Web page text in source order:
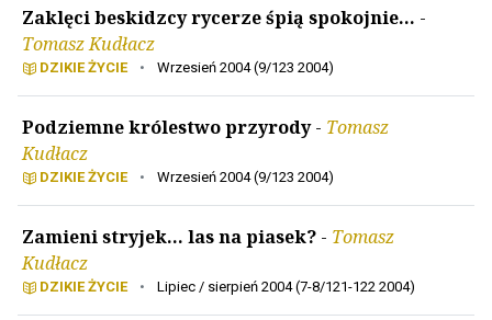
Zaklęci beskidzcy rycerze śpią spokojnie... -
Tomasz Kudłacz
DZIKIE ŻYCIE • Wrzesień 2004 (9/123 2004)
Podziemne królestwo przyrody- Tomasz
Kudłacz
DZIKIE ŻYCIE • Wrzesień 2004 (9/123 2004)
Zamieni stryjek... las na piasek? - Tomasz
Kudłacz
DZIKIE ŻYCIE • Lipiec / sierpień 2004 (7-8/121-122 2004)